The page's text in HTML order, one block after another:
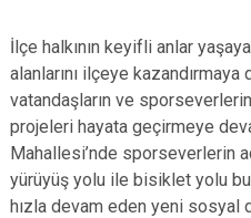
İlçe halkının keyifli anlar
alanlarını ilçeye
vatandaşların ve
projeleri hayata geçirmeye
Mahallesi’nde sporseverlerin
yürüyüş yolu ile bisiklet yolu
hızla devam eden yeni sosyal